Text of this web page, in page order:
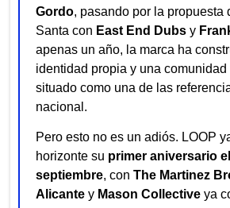
Gordo, pasando por la propuesta
Santa con East End Dubs y
apenas un año, la marca ha
identidad propia y una
situado como una de las
nacional.
Pero esto no es un adiós. LOOP
horizonte su primer aniversario
septiembre, con The Martinez
Alicante y Mason Collective ya